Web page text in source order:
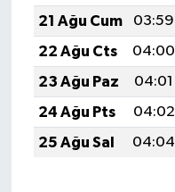
21 Ağu Cum
03:59
22 Ağu Cts
04:00
23 Ağu Paz
04:01
24 Ağu Pts
04:02
25 Ağu Sal
04:04